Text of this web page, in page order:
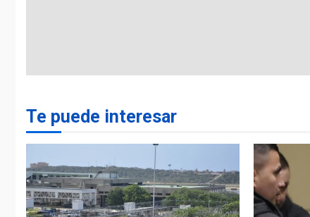
Te puede interesar